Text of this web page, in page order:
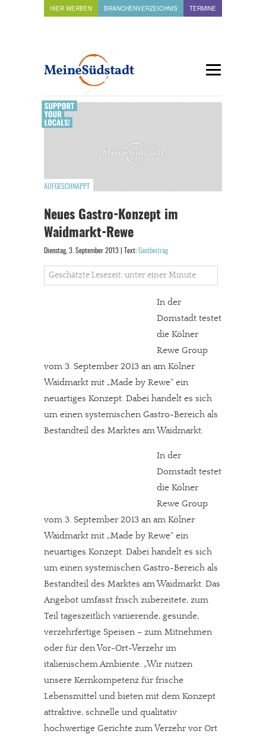
HIER WERBEN BRANCHENVERZEICHNIS TERMINE
AUFGESCHNAPPT
Neues Gastro-Konzept im
Waidmarkt-Rewe
Dienstag, 3. September 2013 | Text: Gastbeitrag
Geschätzte Lesezeit: unter einer Minute
In der
Domstadt testet
die Kölner
Rewe Group
vom 3. September 2013 an am Kölner
Waidmarkt mit „Made by Rewe“ ein
neuartiges Konzept. Dabei handelt es sich
um einen systemischen Gastro-Bereich als
Bestandteil des Marktes am Waidmarkt.
In der
Domstadt testet
die Kölner
Rewe Group
vom 3. September 2013 an am Kölner
Waidmarkt mit „Made by Rewe“ ein
neuartiges Konzept. Dabei handelt es sich
um einen systemischen Gastro-Bereich als
Bestandteil des Marktes am Waidmarkt. Das
Angebot umfasst frisch zubereitete, zum
Teil tageszeitlich variierende, gesunde,
verzehrfertige Speisen – zum Mitnehmen
oder für den Vor-Ort-Verzehr im
italienischem Ambiente. „Wir nutzen
unsere Kernkompetenz für frische
Lebensmittel und bieten mit dem Konzept
attraktive, schnelle und qualitativ
hochwertige Gerichte zum Verzehr vor Ort